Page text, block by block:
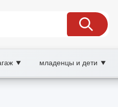
▼ младенцы и дети ▼
Marketplace